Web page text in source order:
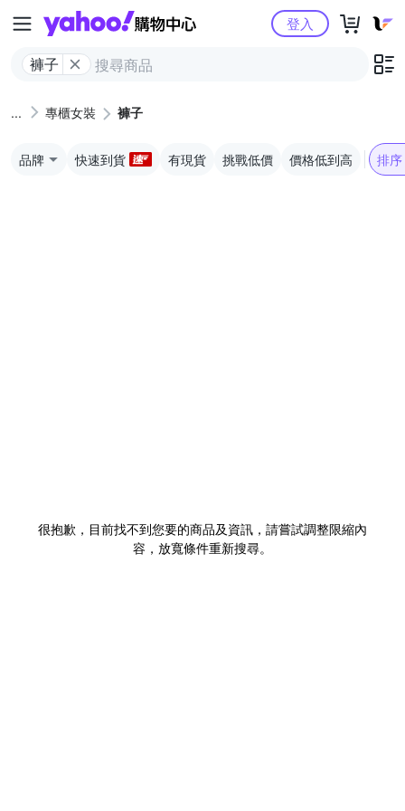
Yahoo購物中心
褲子
登入
專櫃女裝 褲子
品牌 快速到貨 有現貨 挑戰低價 價格低到高 排序
很抱歉，目前找不到您要的商品及資訊，請嘗試調整限縮內
容，放寬條件重新搜尋。